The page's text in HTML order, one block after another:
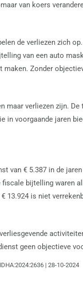
van koers
de verliezen zich
van een auto
Zonder
maar verliezen zijn.
in voorgaande jaren
van € 5.387 in de
fiscale bijtelling
13.924 is niet
geen objectieve
| 28-10-2024